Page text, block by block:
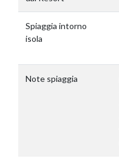
Spiaggia intorno
isola
Note spiaggia